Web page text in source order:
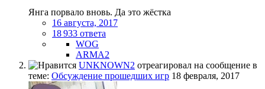
Янга порвало вновь. Да это жёстка
16 августа, 2017
18 933 ответа
WOG
ARMA2
UNKNOWN2 отреагировал на сообщение в
теме: Обсуждение прошедших игр 18 февраля, 2017